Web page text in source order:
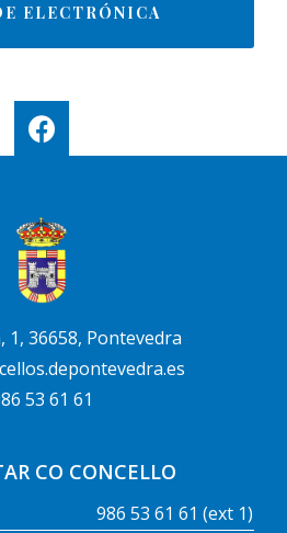
ELECTRÓNICA
1, 36658, Pontevedra
53 61 61
CO CONCELLO
986 53 61 61 (ext 1)